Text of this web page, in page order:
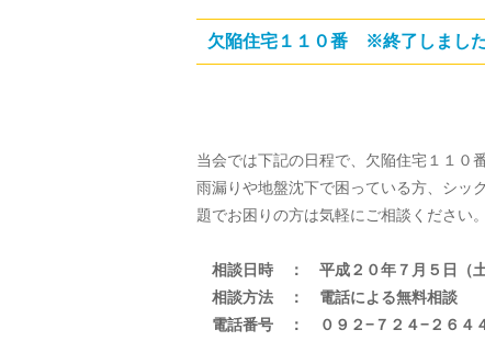
欠陥住宅１１０番 ※終了しました
当会では下記の日程で、欠陥住宅１１０
雨漏りや地盤沈下で困っている方、シッ
題でお困りの方は気軽にご相談ください。
相談日時 ： 平成２０年７月５日（
相談方法 ： 電話による無料相談
電話番号 ： ０９２−７２４−２６４